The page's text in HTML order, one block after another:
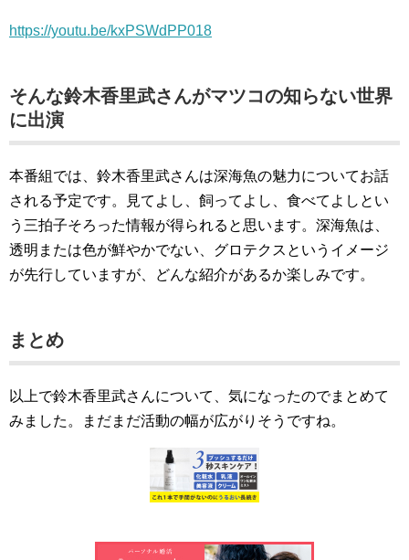
https://youtu.be/kxPSWdPP018
そんな鈴木香里武さんがマツコの知らない世界
に出演
本番組では、鈴木香里武さんは深海魚の魅力についてお話
される予定です。見てよし、飼ってよし、食べてよしとい
う三拍子そろった情報が得られると思います。深海魚は、
透明または色が鮮やかでない、グロテクスというイメージ
が先行していますが、どんな紹介があるか楽しみです。
まとめ
以上で鈴木香里武さんについて、気になったのでまとめて
みました。まだまだ活動の幅が広がりそうですね。